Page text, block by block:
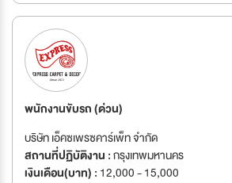
พนักงานขับรถ (ด่วน)
บริษัท เอ็คซเพรซคาร์เพ็ท จำกัด
สถานที่ปฏิบัติงาน :กรุงเทพมหานคร
เงินเดือน(บาท) : 12,000 - 15,000